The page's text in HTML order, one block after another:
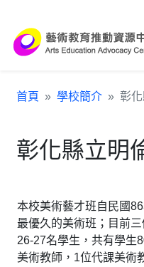
首頁 學校簡介 彰
彰化縣立明
本校美術藝才班自民國
最優久的美術班；目前
26-27名學生，共有學生
美術教師，1位代課美術